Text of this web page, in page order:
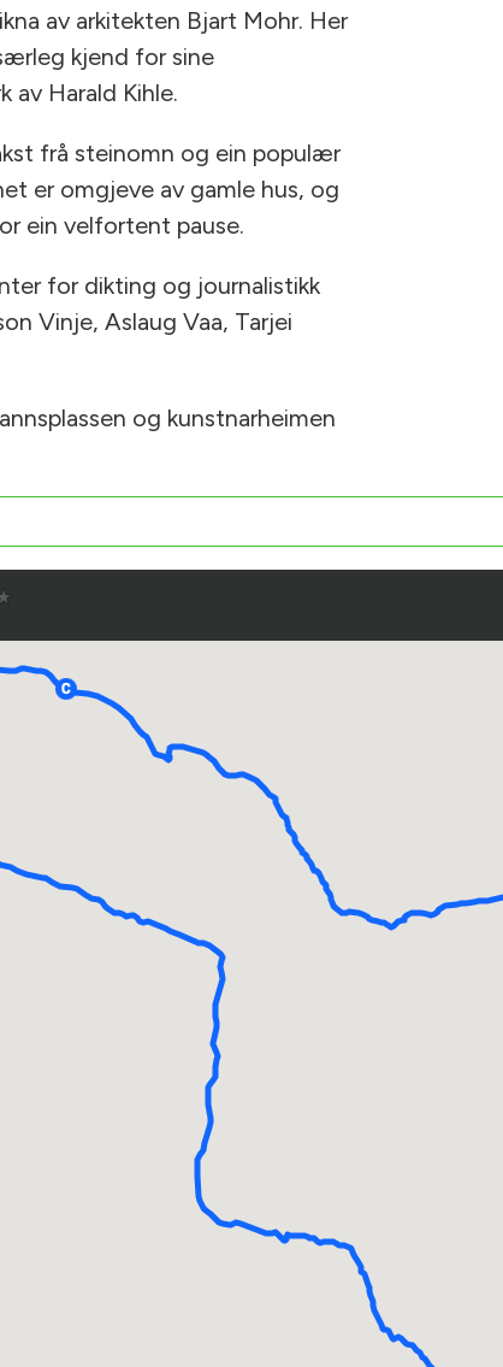
av arkitekten Bjart Mohr. Her
kjend for sine
av Harald Kihle.
frå steinomn og ein populær
er omgjeve av gamle hus, og
ein velfortent pause.
for dikting og journalistikk
Vinje, Aslaug Vaa, Tarjei
og kunstnarheimen